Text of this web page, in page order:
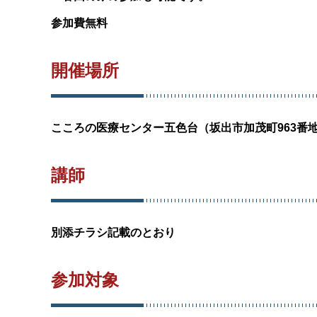
参加費無料
開催場所
こころの医療センター五色台（坂出市加茂町963番
講師
別添チラシ記載のとおり
参加対象